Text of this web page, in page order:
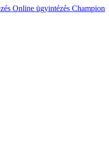
Online ügyintézés Champion